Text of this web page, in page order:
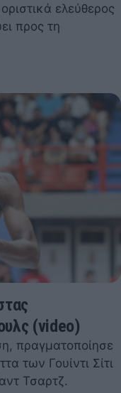
ελεύθερος
προς τη
(video)
πραγματοποίησε
των Γουίντι Σίτι
Τσαρτζ.